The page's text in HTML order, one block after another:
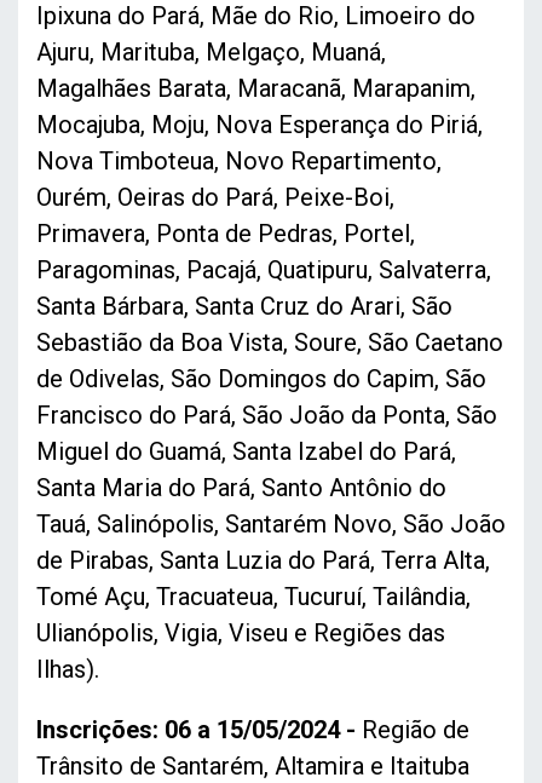
Ipixuna do Pará, Mãe do Rio, Limoeiro do
Ajuru, Marituba, Melgaço, Muaná,
Magalhães Barata, Maracanã, Marapanim,
Mocajuba, Moju, Nova Esperança do Piriá,
Nova Timboteua, Novo Repartimento,
Ourém, Oeiras do Pará, Peixe-Boi,
Primavera, Ponta de Pedras, Portel,
Paragominas, Pacajá, Quatipuru, Salvaterra,
Santa Bárbara, Santa Cruz do Arari, São
Sebastião da Boa Vista, Soure, São Caetano
de Odivelas, São Domingos do Capim, São
Francisco do Pará, São João da Ponta, São
Miguel do Guamá, Santa Izabel do Pará,
Santa Maria do Pará, Santo Antônio do
Tauá, Salinópolis, Santarém Novo, São João
de Pirabas, Santa Luzia do Pará, Terra Alta,
Tomé Açu, Tracuateua, Tucuruí, Tailândia,
Ulianópolis, Vigia, Viseu e Regiões das
Ilhas).
Inscrições: 06 a 15/05/2024 - Região de
Trânsito de Santarém, Altamira e Itaituba